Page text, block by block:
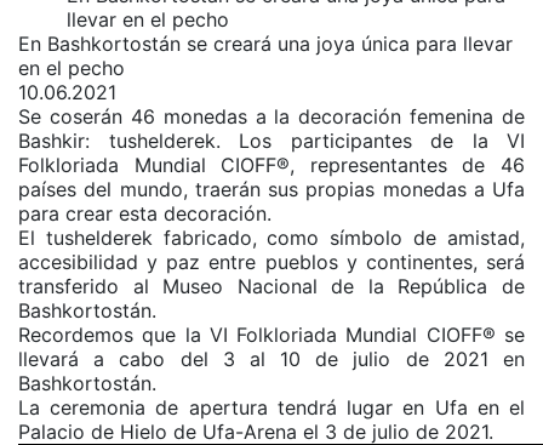
llevar en el pecho
En Bashkortostán se creará una joya única para llevar
en el pecho
10.06.2021
Se coserán 46 monedas a la decoración femenina de
Bashkir: tushelderek. Los participantes de la VI
Folkloriada Mundial CIOFF®️, representantes de 46
países del mundo, traerán sus propias monedas a Ufa
para crear esta decoración.
El tushelderek fabricado, como símbolo de amistad,
accesibilidad y paz entre pueblos y continentes, será
transferido al Museo Nacional de la República de
Bashkortostán.
Recordemos que la VI Folkloriada Mundial CIOFF®️ se
llevará a cabo del 3 al 10 de julio de 2021 en
Bashkortostán.
La ceremonia de apertura tendrá lugar en Ufa en el
Palacio de Hielo de Ufa-Arena el 3 de julio de 2021.